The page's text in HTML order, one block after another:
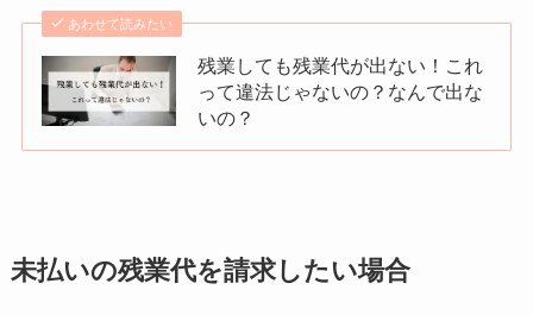
あわせて読みたい
残業しても残業代が出ない！これ
って違法じゃないの？なんで出な
いの？
未払いの残業代を請求したい場合